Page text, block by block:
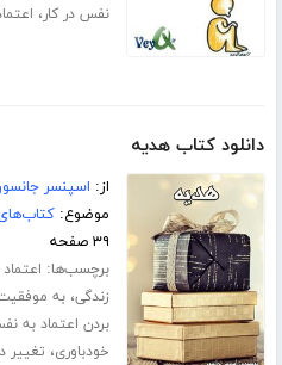
نفس در کار،
دانلود کتاب هدیه
از: اسپنسر
موضوع:
۳۹ صفحه
برچسب‌ها:
زندگی،به
بردن اعتماد به
خودباوری، تغییر